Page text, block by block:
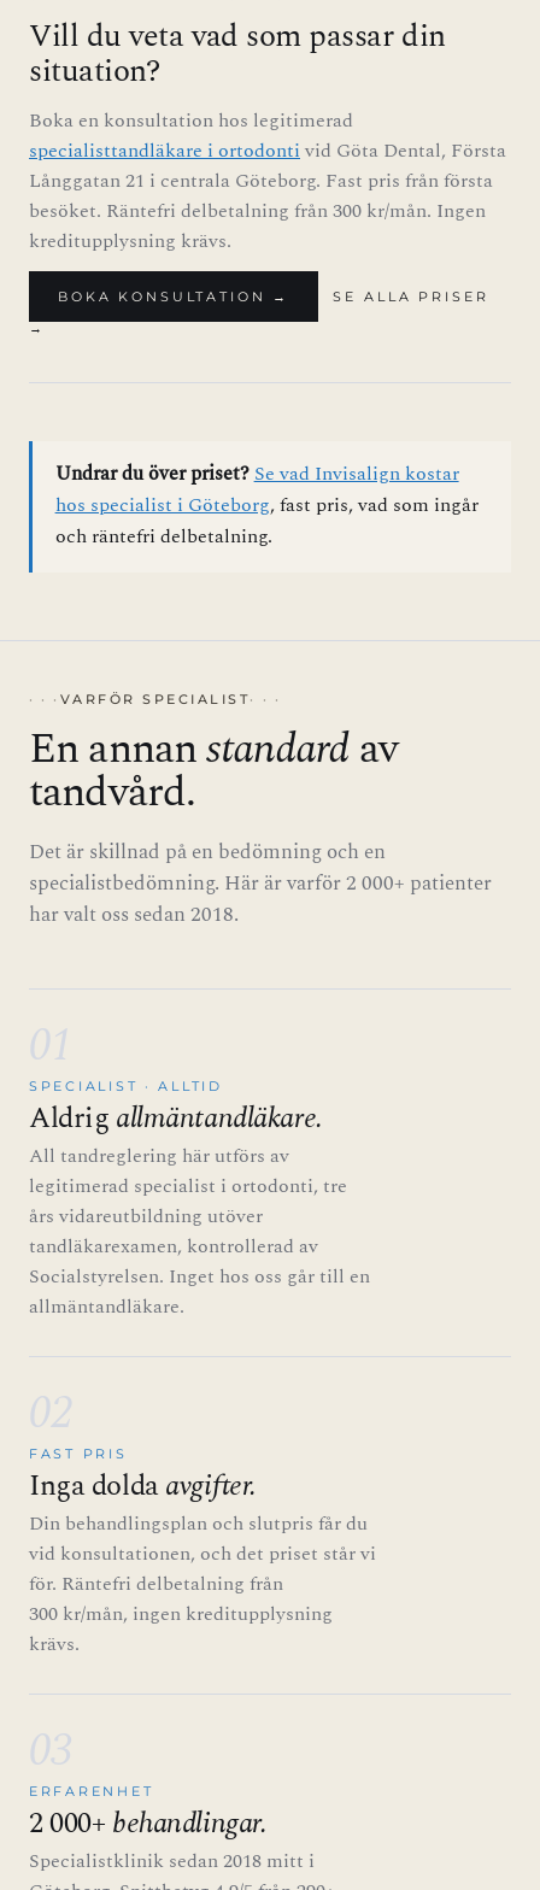
Vill du veta vad som passar din
situation?
Boka en konsultation hos legitimerad
specialisttandläkare i ortodonti vid Göta Dental, Första
Långgatan 21 i centrala Göteborg. Fast pris från första
besöket. Räntefri delbetalning från 300 kr/mån. Ingen
kreditupplysning krävs.
BOKA KONSULTATION →
SE ALLA PRISER
→
Undrar du över priset?Se vad Invisalign kostar
hos specialist i Göteborg, fast pris, vad som ingår
och räntefri delbetalning.
VARFÖR SPECIALIST
En annanstandardav
tandvård.
Det är skillnad på en bedömning och en
specialistbedömning. Här är varför 2 000+ patienter
har valt oss sedan 2018.
01
SPECIALIST · ALLTID
Aldrigallmäntandläkare.
All tandreglering här utförs av
legitimerad specialist i ortodonti, tre
års vidareutbildning utöver
tandläkarexamen, kontrollerad av
Socialstyrelsen. Inget hos oss går till en
allmäntandläkare.
02
FAST PRIS
Inga doldaavgifter.
Din behandlingsplan och slutpris får du
vid konsultationen, och det priset står vi
för. Räntefri delbetalning från
300 kr/mån, ingen kreditupplysning
krävs.
03
ERFARENHET
2 000+behandlingar.
Specialistklinik sedan 2018 mitt i